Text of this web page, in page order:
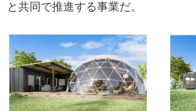
と共同で推進する事業だ。